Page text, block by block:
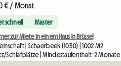
€ / Monat
schnell Master
zur Miete in einem Haus in Brüssel
| Schaerbeek (1030) | 1002 M2
Schlafplätze | Mindestaufenthalt: 2 Monate